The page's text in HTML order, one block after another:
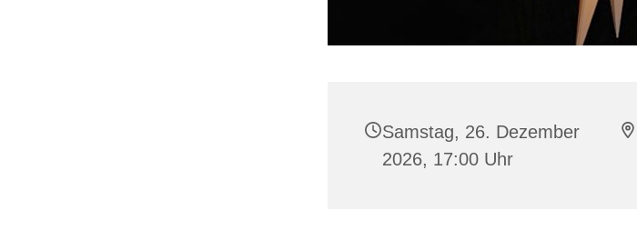
Samstag, 26. Dezember
2026, 17:00 Uhr